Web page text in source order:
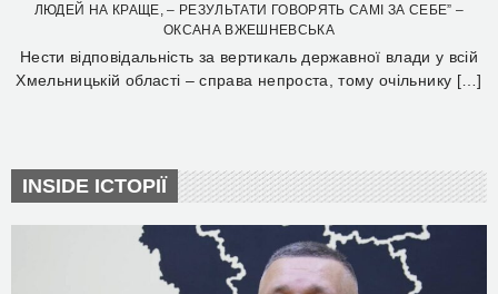
ЛЮДЕЙ НА КРАЩЕ, – РЕЗУЛЬТАТИ ГОВОРЯТЬ САМІ ЗА СЕБЕ” –
ОКСАНА ВЖЕШНЕВСЬКА
Нести відповідальність за вертикаль державної влади у всій
Хмельницькій області – справа непроста, тому очільнику […]
INSIDE ІСТОРІЇ